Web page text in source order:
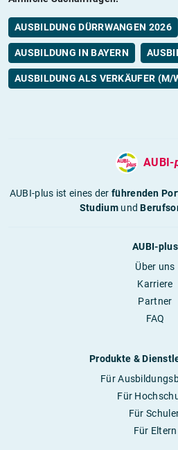
AUSBILDUNG DÜRRWANGEN 2026
AUSBILDUNG IN BAYERN
AUSBILDUNG ALS VERKÄUFER (M/
AUBI-
AUBI-plus ist eines derführenden
Studiumund
AUBI-plus
Über uns
Karriere
Partner
FAQ
Produkte &
Für
Für
Für
Für Eltern